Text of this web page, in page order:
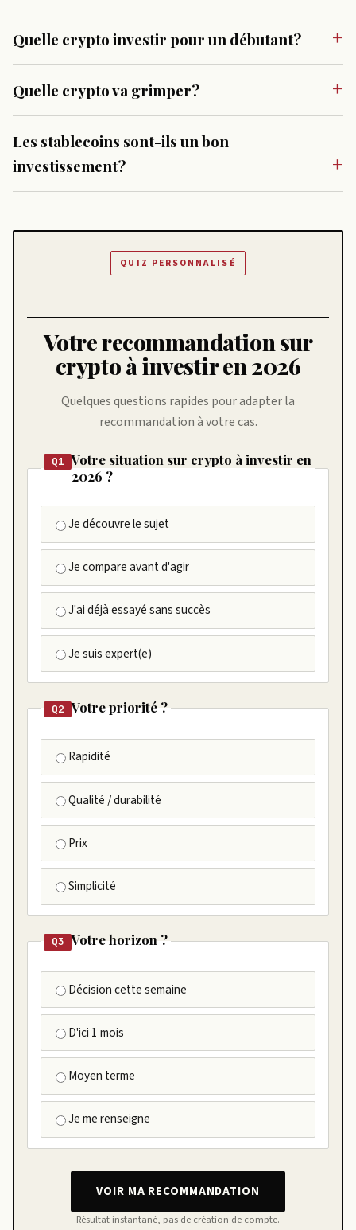
Quelle crypto investir pour un débutant?
Quelle crypto va grimper?
Les stablecoins sont-ils un bon
investissement?
QUIZ PERSONNALISÉ
Votre recommandation sur
crypto à investir en 2026
Quelques questions rapides pour adapter la
recommandation à votre cas.
Q1 Votre situation sur crypto à investir en
2026 ?
Je découvre le sujet
Je compare avant d'agir
J'ai déjà essayé sans succès
Je suis expert(e)
Q2 Votre priorité ?
Rapidité
Qualité / durabilité
Prix
Simplicité
Q3 Votre horizon ?
Décision cette semaine
D'ici 1 mois
Moyen terme
Je me renseigne
VOIR MA RECOMMANDATION
Résultat instantané, pas de création de compte.